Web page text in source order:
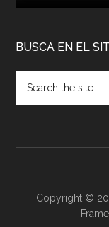
BUSCA EN EL
Copyright ©